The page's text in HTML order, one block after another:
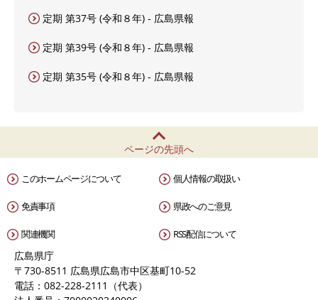
定期 第37号 (令和８年) - 広島県報
定期 第39号 (令和８年) - 広島県報
定期 第35号 (令和８年) - 広島県報
ページの先頭へ
このホームページについて 個人情報の取扱い
免責事項 県政へのご意見
関連機関 RSS配信について
広島県庁
〒730-8511 広島県広島市中区基町10-52
電話：082-228-2111（代表）